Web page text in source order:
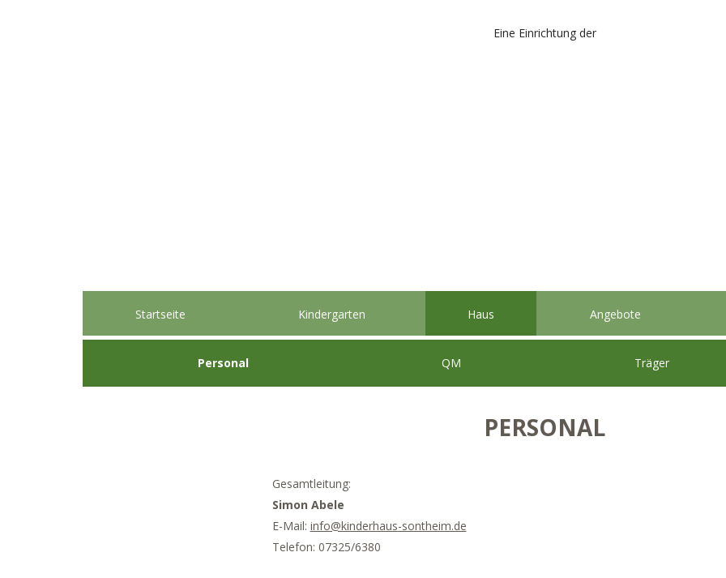
Eine Einrichtung der
Startseite Kindergarten Haus
Personal QM Träger
Angebote
PERSONAL
Gesamtleitung:
Simon Abele
E-Mail: info@kinderhaus-sontheim.de
Telefon: 07325/6380